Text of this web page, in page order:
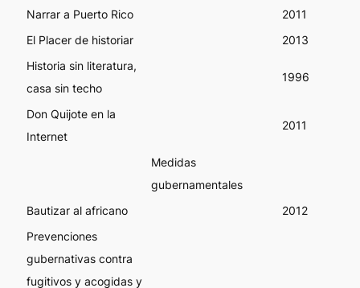
Narrar a Puerto Rico
2011
El Placer de historiar
2013
Historia sin literatura,
casa sin techo
1996
Don Quijote en la
Internet
2011
Medidas
gubernamentales
Bautizar al africano
2012
Prevenciones
gubernativas contra
fugitivos y acogidas y